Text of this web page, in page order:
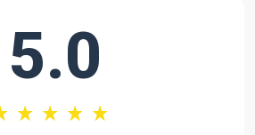
כתיבת דואר אלקטרוני ודיווח
פיתוח אוצר מילים מקצועי
מיומנויות הנחיית מפגשים והשתתפות
5.0